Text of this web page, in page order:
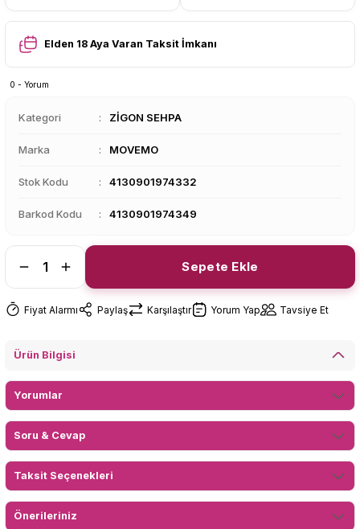
Elden 18 Aya Varan Taksit İmkanı
0 - Yorum
Kategori ZİGON SEHPA
Marka MOVEMO
Stok Kodu 4130901974332
Barkod Kodu 4130901974349
Sepete Ekle
Fiyat Alarmı Paylaş Karşılaştır Yorum Yap Tavsiye Et
Ürün Bilgisi
Yorumlar
Soru & Cevap
Taksit Seçenekleri
Önerileriniz